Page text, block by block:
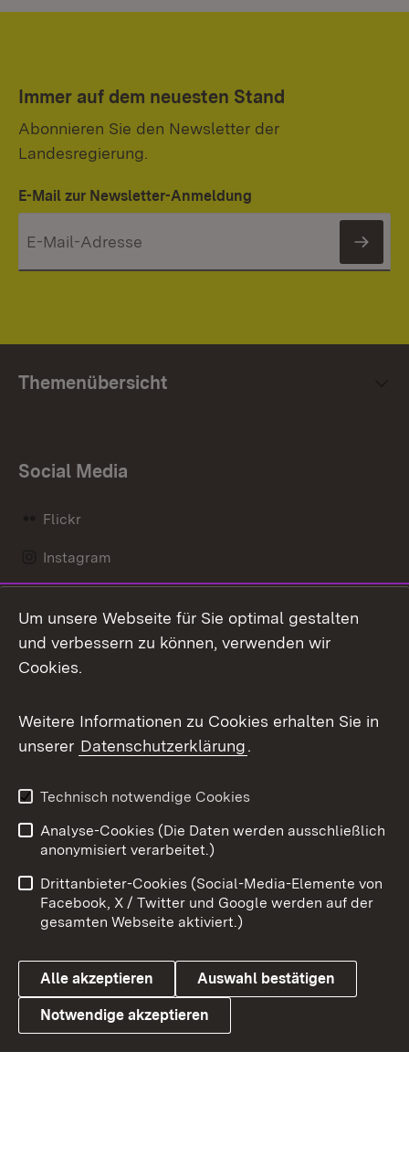
Immer auf dem neuesten Stand
Abonnieren Sie den Newsletter der
Landesregierung.
E-Mail zur Newsletter-Anmeldung
Themenübersicht
Social Media
Flickr
Instagram
Mastodon
Messenger
Social Wall
X / Twitter
Youtube
Link zum Landesportal
Benutzungshinweise
Barrierefreiheit
Datenschutz
Cookies
Um unsere Webseite für Sie optimal gestalten
und verbessern zu können, verwenden wir
Cookies.
Weitere Informationen zu Cookies erhalten Sie in
unserer Datenschutzerklärung.
Technisch notwendige Cookies
Analyse-Cookies (Die Daten werden ausschließlich
anonymisiert verarbeitet.)
Drittanbieter-Cookies (Social-Media-Elemente von
Facebook, X / Twitter und Google werden auf der
gesamten Webseite aktiviert.)
Alle akzeptieren Auswahl bestätigen
Notwendige akzeptieren